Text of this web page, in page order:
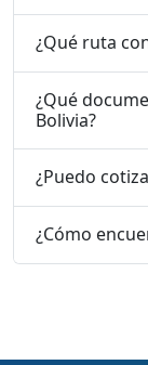
¿Qué ruta
¿Qué
Bolivia?
¿Puedo
¿Cómo